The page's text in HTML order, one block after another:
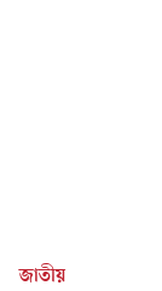
জাতীয়